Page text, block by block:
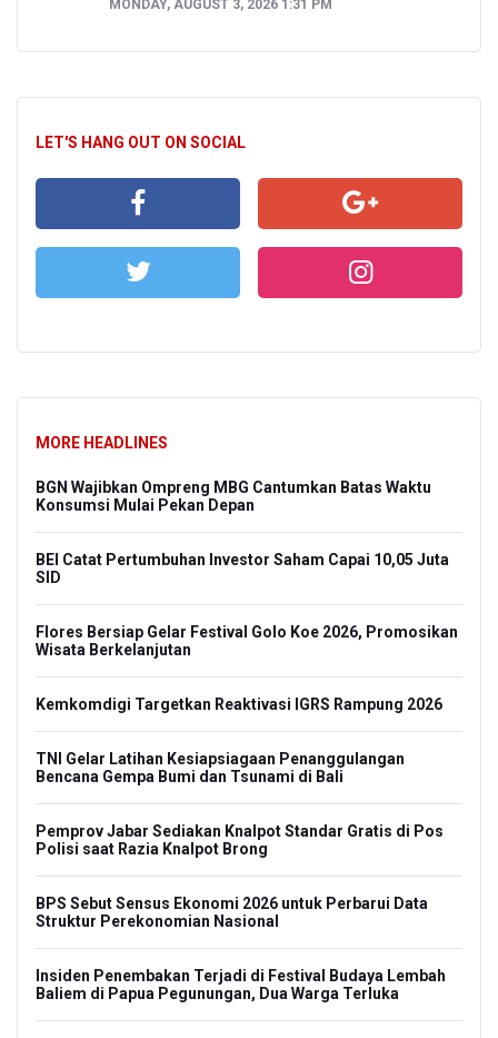
MONDAY, AUGUST 3, 2026 1:31 PM
LET'S HANG OUT ON SOCIAL
MORE HEADLINES
BGN Wajibkan Ompreng MBG Cantumkan Batas Waktu
Konsumsi Mulai Pekan Depan
BEI Catat Pertumbuhan Investor Saham Capai 10,05 Juta
SID
Flores Bersiap Gelar Festival Golo Koe 2026, Promosikan
Wisata Berkelanjutan
Kemkomdigi Targetkan Reaktivasi IGRS Rampung 2026
TNI Gelar Latihan Kesiapsiagaan Penanggulangan
Bencana Gempa Bumi dan Tsunami di Bali
Pemprov Jabar Sediakan Knalpot Standar Gratis di Pos
Polisi saat Razia Knalpot Brong
BPS Sebut Sensus Ekonomi 2026 untuk Perbarui Data
Struktur Perekonomian Nasional
Insiden Penembakan Terjadi di Festival Budaya Lembah
Baliem di Papua Pegunungan, Dua Warga Terluka